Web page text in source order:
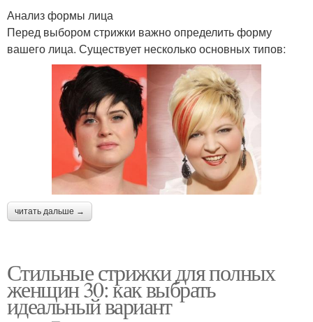
Анализ формы лица
Перед выбором стрижки важно определить форму
вашего лица. Существует несколько основных типов:
читать дальше →
Стильные стрижки для полных
женщин 30: как выбрать
идеальный вариант